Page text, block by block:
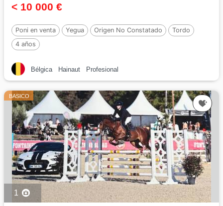
< 10 000 €
Poni en venta Yegua Origen No Constatado
Tordo
4 años
Bélgica Hainaut Profesional
BASICO
1